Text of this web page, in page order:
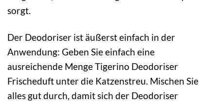
sorgt.
Der Deodoriser ist äußerst einfach in der
Anwendung: Geben Sie einfach eine
ausreichende Menge Tigerino Deodoriser
Frischeduft unter die Katzenstreu. Mischen Sie
alles gut durch, damit sich der Deodoriser